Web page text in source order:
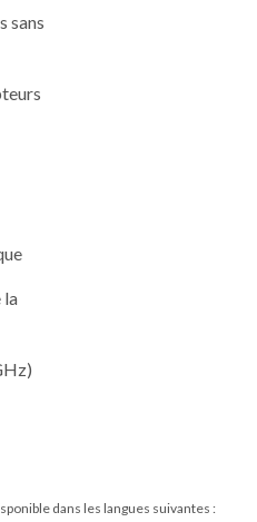
sans
la
dans les langues suivantes :